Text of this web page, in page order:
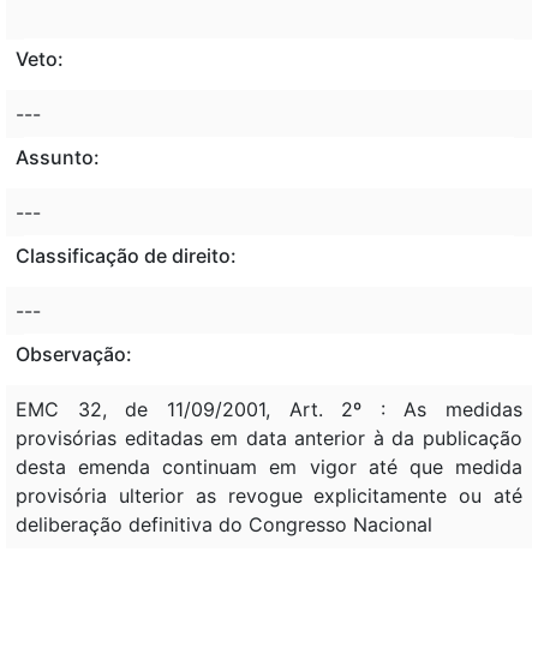
Veto:
---
Assunto:
---
Classificação de direito:
---
Observação:
EMC 32, de 11/09/2001, Art. 2º : As medidas
provisórias editadas em data anterior à da publicação
desta emenda continuam em vigor até que medida
provisória ulterior as revogue explicitamente ou até
deliberação definitiva do Congresso Nacional